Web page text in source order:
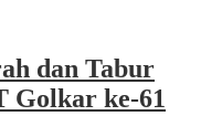
dan Tabur
Golkar ke-61